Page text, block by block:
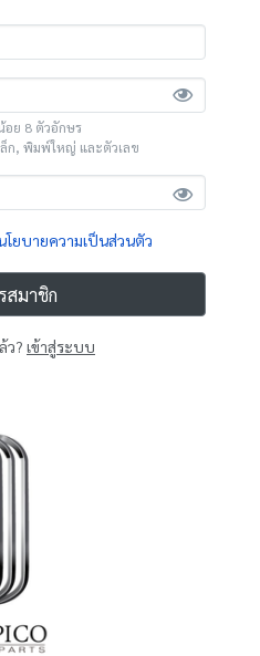
อย 8 ตัวอักษร
ก, พิมพ์ใหญ่ และตัวเลข
โยบายความเป็นส่วนตัว
สมาชิก
ว? เข้าสู่ระบบ